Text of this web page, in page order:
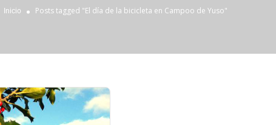
Inicio Posts tagged "El día de la bicicleta en Campoo de Yuso"